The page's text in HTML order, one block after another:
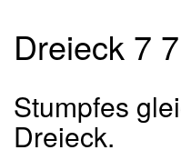
Dreieck 7
Stumpfes
Dreieck.